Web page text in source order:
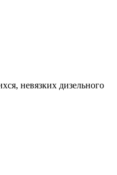
невязких дизельного